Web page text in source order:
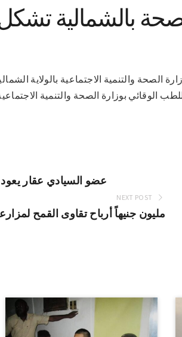
بالشمالية
شكلت وزارة الصحة والتنمية الاجتماعية
الوقائي بوزارة الصحة والتنمية
عضو السيادي عقار يعود
NEXT POST
357مليون جنيهاً أرباح تقاوى القمح